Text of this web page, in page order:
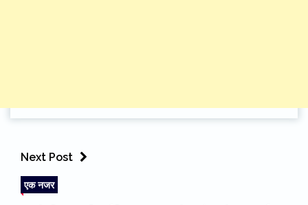
Next Post
एक नजर